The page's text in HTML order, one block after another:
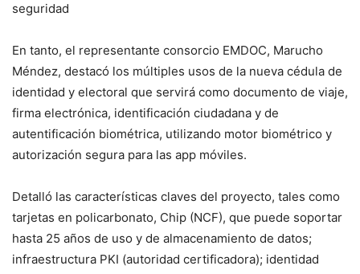
seguridad
En tanto, el representante consorcio EMDOC, Marucho
Méndez, destacó los múltiples usos de la nueva cédula de
identidad y electoral que servirá como documento de viaje,
firma electrónica, identificación ciudadana y de
autentificación biométrica, utilizando motor biométrico y
autorización segura para las app móviles.
Detalló las características claves del proyecto, tales como
tarjetas en policarbonato, Chip (NCF), que puede soportar
hasta 25 años de uso y de almacenamiento de datos;
infraestructura PKI (autoridad certificadora); identidad